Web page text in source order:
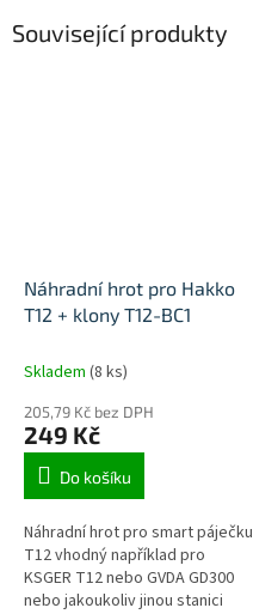
Související produkty
Náhradní hrot pro Hakko
T12 + klony T12-BC1
Skladem (8 ks)
205,79 Kč bez DPH
249 Kč
Do košíku
Náhradní hrot pro smart páječku
T12 vhodný například pro
KSGER T12 nebo GVDA GD300
nebo jakoukoliv jinou stanici